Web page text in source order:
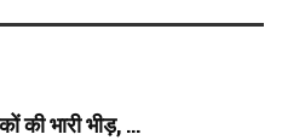
भारी भीड़, ...